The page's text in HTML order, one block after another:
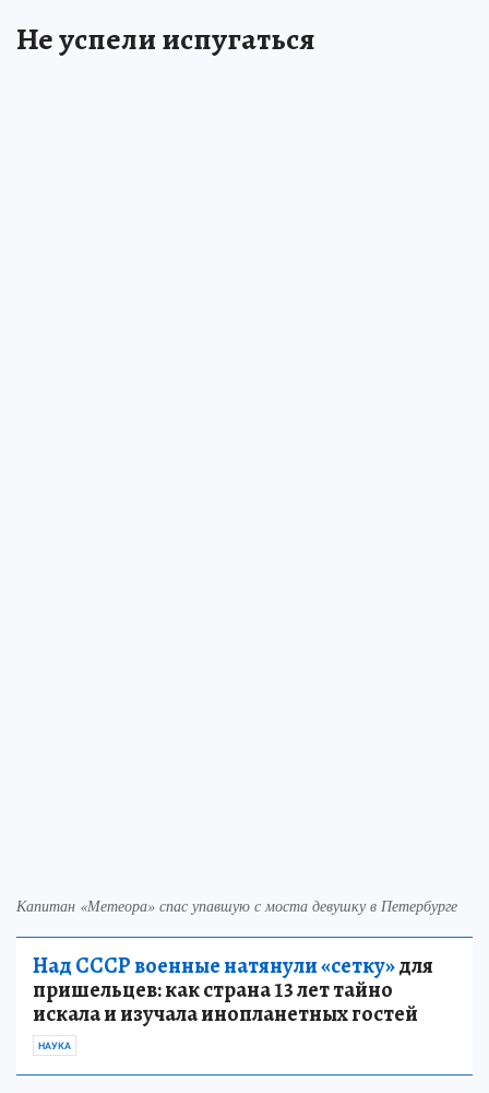
Не успели испугаться
Капитан «Метеора» спас упавшую с моста девушку в Петербурге
Над СССР военные натянули «сетку»для
пришельцев: как страна 13 лет тайно
искала и изучала инопланетных гостей
НАУКА